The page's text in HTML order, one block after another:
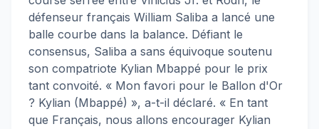
défenseur français William Saliba a lancé une
balle courbe dans la balance. Défiant le
consensus, Saliba a sans équivoque soutenu
son compatriote Kylian Mbappé pour le prix
tant convoité. « Mon favori pour le Ballon d'Or
? Kylian (Mbappé) », a-t-il déclaré. « En tant
que Français, nous allons encourager Kylian